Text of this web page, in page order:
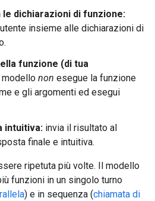
le dichiarazioni di funzione:
insieme alle dichiarazioni di
funzione (di tua
modello non esegue la funzione
e gli argomenti ed esegui
intuitiva: invia il risultato al
finale e intuitiva.
ripetuta più volte. Il modello
funzioni in un singolo turno
) e in sequenza (chiamata di